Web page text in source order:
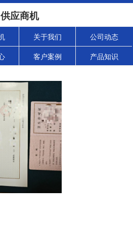
供应商机
关于我们 公司动态
客户案例 产品知识